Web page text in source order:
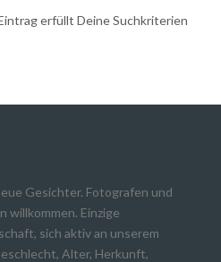
erfüllt Deine Suchkriterien
Gesichter. Fotografen und
willkommen. Einzige
sich aktiv an unserem
Alter, Herkunft,